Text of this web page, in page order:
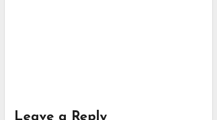
Leave a Reply